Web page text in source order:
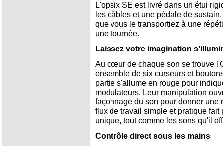
L'opsix SE est livré dans un étui
les câbles et une pédale de
que vous le transportiez à une
une tournée.
Laissez votre imagination
Au cœur de chaque son se trouve
ensemble de six curseurs et
partie s'allume en rouge pour
modulateurs. Leur manipulation
façonnage du son pour donner
flux de travail simple et pratique
unique, tout comme les sons qu'il
Contrôle direct sous les mains